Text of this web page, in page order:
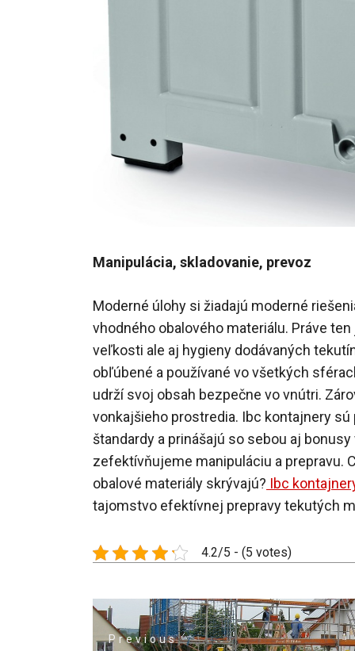
Manipulácia, skladovanie, prevoz
Moderné úlohy si žiadajú moderné
vhodného obalového materiálu. Práve
veľkosti ale aj hygieny dodávaných
obľúbené a používané vo všetkých
udrží svoj obsah bezpečne vo vnútri.
vonkajšieho prostredia. Ibc kontajnery
štandardy a prinášajú so sebou aj
zefektívňujeme manipuláciu a prepravu.
obalové materiály skrývajú? Ibc
tajomstvo efektívnej prepravy tekutých
4.2/5 - (5 votes)
Navigace
Previous